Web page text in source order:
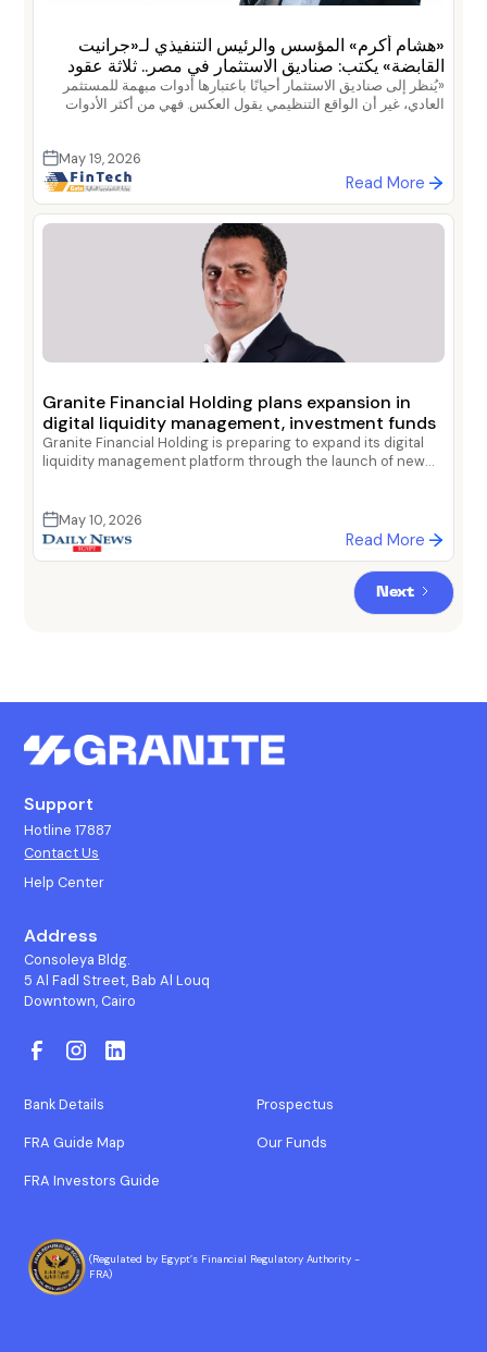
«هشام أكرم» المؤسس والرئيس التنفيذي لـ«جرانيت
القابضة» يكتب: صناديق الاستثمار في مصر.. ثلاثة عقود
من الحماية المؤسسية للمدخر
«يُنظر إلى صناديق الاستثمار أحيانًا باعتبارها أدوات مبهمة للمستثمر
العادي، غير أن الواقع التنظيمي يقول العكس. فهي من أكثر الأدوات
May 19, 2026
Read More
Granite Financial Holding plans expansion in
digital liquidity management, investment funds
Granite Financial Holding is preparing to expand its digital
liquidity management platform through the launch of new
seeks to strengthen its position within Egypt’s rapidly
evolving fintech sector.
May 10, 2026
Read More
Next
Support
Hotline 17887
Contact Us
Help Center
Address
Consoleya Bldg.
5 Al Fadl Street, Bab Al Louq
Downtown, Cairo
Bank Details
FRA Guide Map
FRA Investors Guide
Prospectus
Our Funds
(Regulated by Egypt’s Financial Regulatory Authority -
FRA)